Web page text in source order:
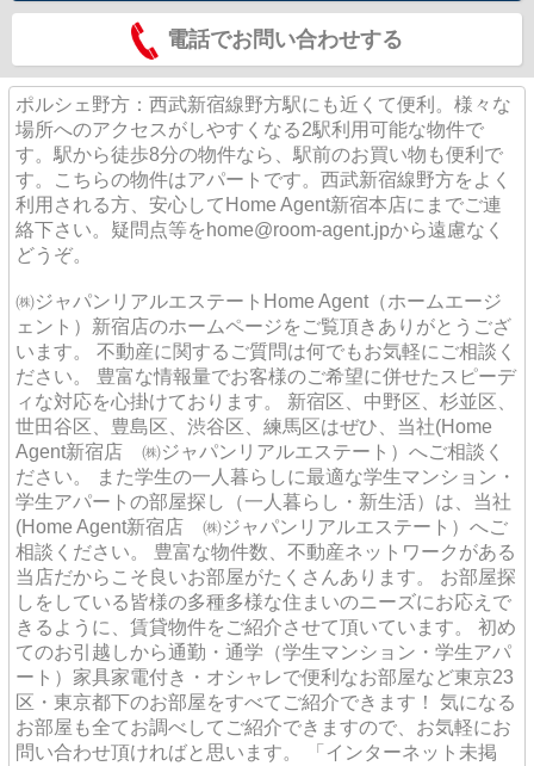
電話でお問い合わせする
ポルシェ野方：西武新宿線野方駅にも近くて便利。様々な
場所へのアクセスがしやすくなる2駅利用可能な物件で
す。駅から徒歩8分の物件なら、駅前のお買い物も便利で
す。こちらの物件はアパートです。西武新宿線野方をよく
利用される方、安心してHome Agent新宿本店にまでご連
絡下さい。疑問点等をhome@room-agent.jpから遠慮なく
どうぞ。
㈱ジャパンリアルエステートHome Agent（ホームエージ
ェント）新宿店のホームページをご覧頂きありがとうござ
います。 不動産に関するご質問は何でもお気軽にご相談く
ださい。 豊富な情報量でお客様のご希望に併せたスピーデ
ィな対応を心掛けております。 新宿区、中野区、杉並区、
世田谷区、豊島区、渋谷区、練馬区はぜひ、当社(Home
Agent新宿店 ㈱ジャパンリアルエステート）へご相談く
ださい。 また学生の一人暮らしに最適な学生マンション・
学生アパートの部屋探し（一人暮らし・新生活）は、当社
(Home Agent新宿店 ㈱ジャパンリアルエステート）へご
相談ください。 豊富な物件数、不動産ネットワークがある
当店だからこそ良いお部屋がたくさんあります。 お部屋探
しをしている皆様の多種多様な住まいのニーズにお応えで
きるように、賃貸物件をご紹介させて頂いています。 初め
てのお引越しから通勤・通学（学生マンション・学生アパ
ート）家具家電付き・オシャレで便利なお部屋など東京23
区・東京都下のお部屋をすべてご紹介できます！ 気になる
お部屋も全てお調べしてご紹介できますので、お気軽にお
問い合わせ頂ければと思います。 「インターネット未掲